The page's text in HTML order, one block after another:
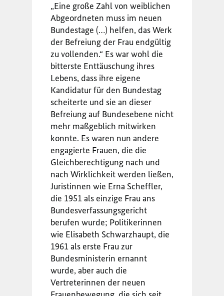
„Eine große Zahl von weiblichen
Abgeordneten muss im neuen
Bundestage (…) helfen, das Werk
der Befreiung der Frau endgültig
zu vollenden.“ Es war wohl die
bitterste Enttäuschung ihres
Lebens, dass ihre eigene
Kandidatur für den Bundestag
scheiterte und sie an dieser
Befreiung auf Bundesebene nicht
mehr maßgeblich mitwirken
konnte. Es waren nun andere
engagierte Frauen, die die
Gleichberechtigung nach und
nach Wirklichkeit werden ließen,
Juristinnen wie Erna Scheffler,
die 1951 als einzige Frau ans
Bundesverfassungsgericht
berufen wurde; Politikerinnen
wie Elisabeth Schwarzhaupt, die
1961 als erste Frau zur
Bundesministerin ernannt
wurde, aber auch die
Vertreterinnen der neuen